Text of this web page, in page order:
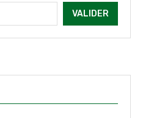
VALIDER